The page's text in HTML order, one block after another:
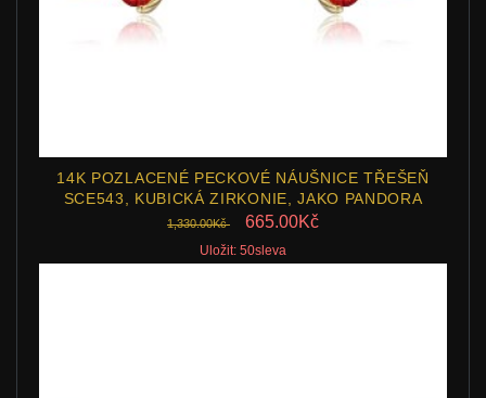
14K POZLACENÉ PECKOVÉ NÁUŠNICE TŘEŠEŇ
SCE543, KUBICKÁ ZIRKONIE, JAKO PANDORA
1,330.00Kč 665.00Kč
Uložit: 50sleva